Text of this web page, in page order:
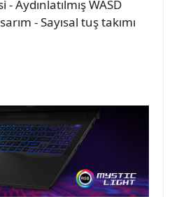
Aydınlatılmış WASD
- Sayısal tuş takımı